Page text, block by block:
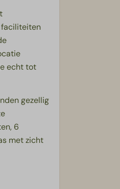
faciliteiten
echt tot
gezellig
6
met zicht